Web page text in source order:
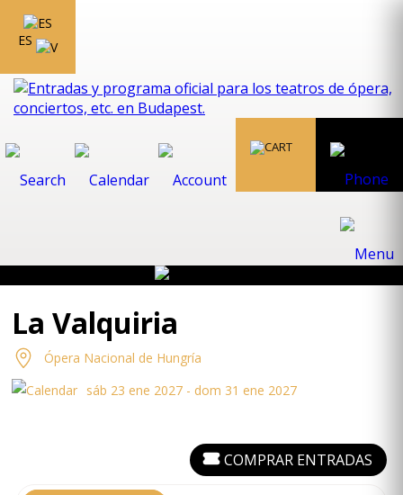
ES
La Valquiria
Ópera Nacional de Hungría
sáb 23 ene 2027 - dom 31 ene 2027
COMPRAR ENTRADAS